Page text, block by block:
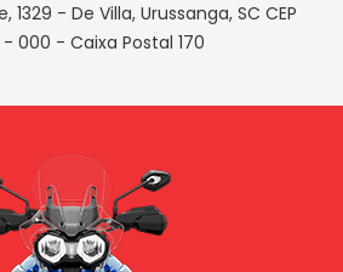
1329 - De Villa, Urussanga, SC CEP
000 - Caixa Postal 170